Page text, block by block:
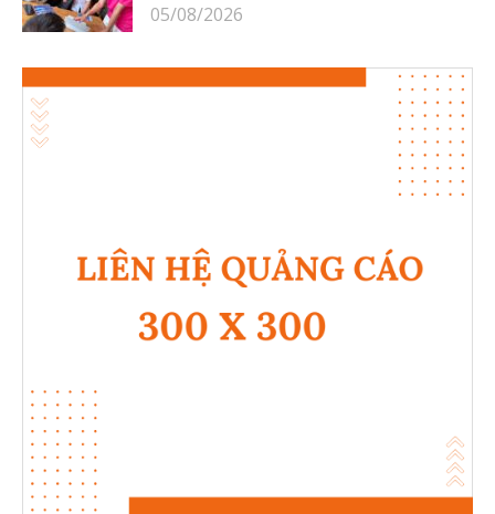
05/08/2026